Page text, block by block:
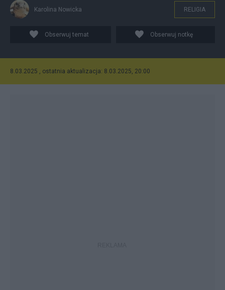
Karolina Nowicka RELIGIA
Obserwuj temat Obserwuj notkę
8.03.2025 , ostatnia aktualizacja: 8.03.2025, 20:00